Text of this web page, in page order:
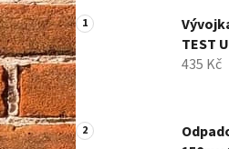
n
n
í
p
a
n
TEST
435 Kč